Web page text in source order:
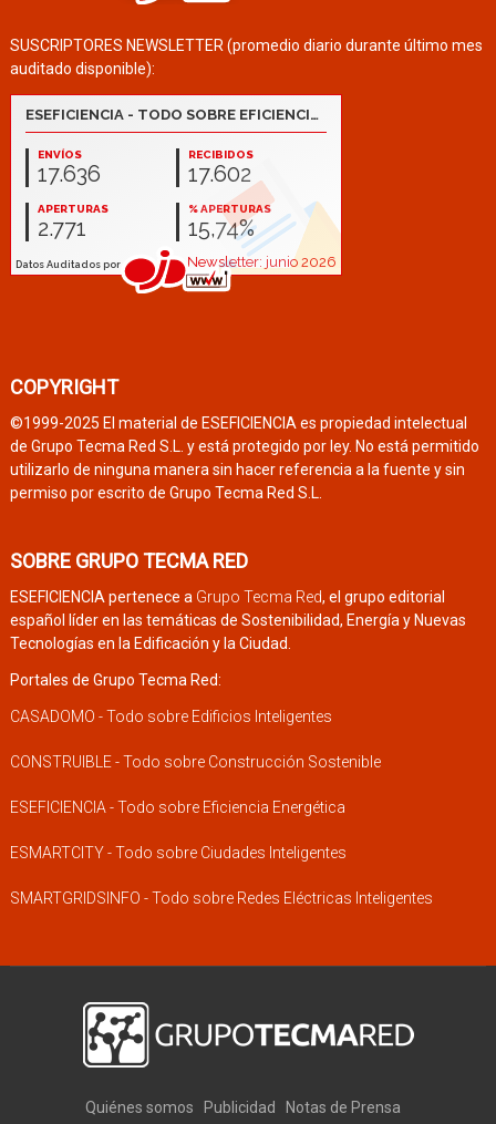
SUSCRIPTORES NEWSLETTER (promedio diario durante último mes
auditado disponible):
COPYRIGHT
©1999-2025 El material de ESEFICIENCIA es propiedad intelectual
de Grupo Tecma Red S.L. y está protegido por ley. No está permitido
utilizarlo de ninguna manera sin hacer referencia a la fuente y sin
permiso por escrito de Grupo Tecma Red S.L.
SOBRE GRUPO TECMA RED
ESEFICIENCIA pertenece a Grupo Tecma Red, el grupo editorial
español líder en las temáticas de Sostenibilidad, Energía y Nuevas
Tecnologías en la Edificación y la Ciudad.
Portales de Grupo Tecma Red:
CASADOMO - Todo sobre Edificios Inteligentes
CONSTRUIBLE - Todo sobre Construcción Sostenible
ESEFICIENCIA - Todo sobre Eficiencia Energética
ESMARTCITY - Todo sobre Ciudades Inteligentes
SMARTGRIDSINFO - Todo sobre Redes Eléctricas Inteligentes
Quiénes somos Publicidad
Notas de Prensa